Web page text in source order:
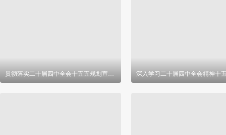
贯彻落实二十届四中全会十五五规划宣传栏 PSD